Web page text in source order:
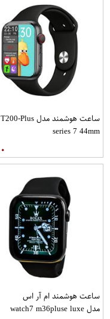
ساعت هوشمند مدل T200-Plus
series 7 44mm
۰
ساعت هوشمند ام آر اس
مدل watch7 m36pluse luxe